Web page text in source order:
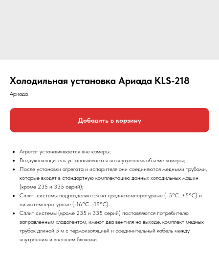
Холодильная установка Ариада KLS-218
Ариада
Добавить в корзину
Агрегат устанавливается вне камеры;
Воздухоохладитель устанавливается во внутреннем объёме камеры;
После установки агрегата и испарителя они соединяются медными трубами,
которые входят в стандартную комплектацию данных холодильных машин
(кроме 235 и 335 серий);
Сплит-системы подразделяются на среднетемпературные (-5°С...+5°С) и
низкотемпературные (-16°С...-18°С).
Сплит системы (кроме 235 и 335 серий) поставляются потребителю
заправленным хладагентом, имеют два вентиля на выходе, комплект медных
трубок длиной 5 м с термоизоляцией и соединительный кабель между
внутренним и внешним блоками.